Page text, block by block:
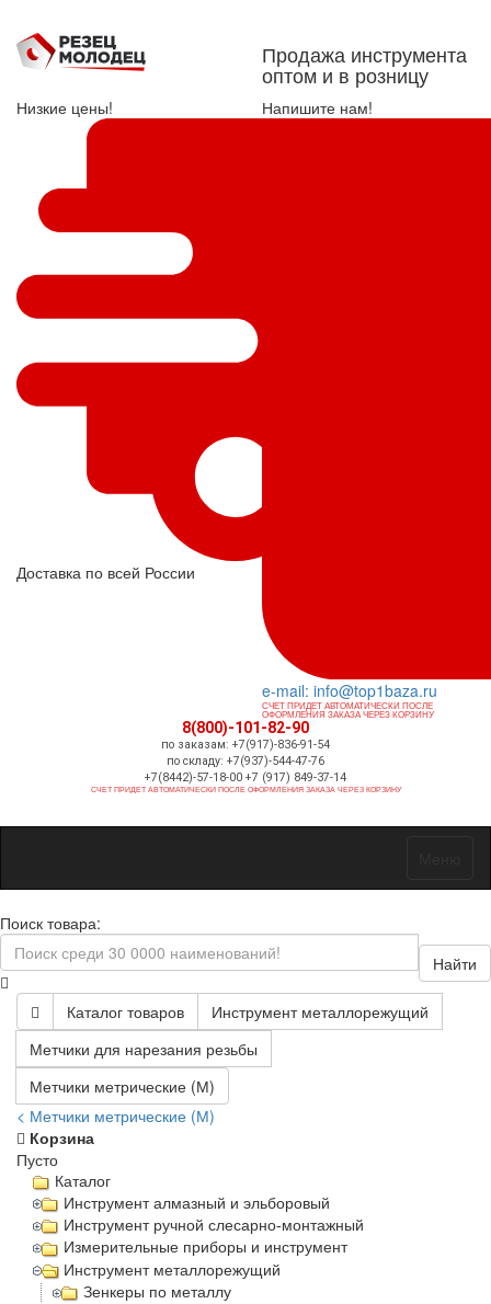
Продажа инструмента
оптом и в розницу
Низкие цены!
Доставка по всей России
Напишите нам!
e-mail: info@top1baza.ru
СЧЕТ ПРИДЕТ АВТОМАТИЧЕСКИ ПОСЛЕ
ОФОРМЛЕНИЯ ЗАКАЗА ЧЕРЕЗ КОРЗИНУ
8(800)-101-82-90
по заказам: +7(917)-836-91-54
по складу: +7(937)-544-47-76
+7(8442)-57-18-00 +7 (917) 849-37-14
СЧЕТ ПРИДЕТ АВТОМАТИЧЕСКИ ПОСЛЕ ОФОРМЛЕНИЯ ЗАКАЗА ЧЕРЕЗ КОРЗИНУ
Поиск товара:
Найти
Каталог товаров
Инструмент металлорежущий
Метчики для нарезания резьбы
Метчики метрические (М)
< Метчики метрические (М)
Корзина
Пусто
Каталог
Инструмент алмазный и эльборовый
Инструмент ручной слесарно-монтажный
Измерительные приборы и инструмент
Инструмент металлорежущий
Зенкеры по металлу